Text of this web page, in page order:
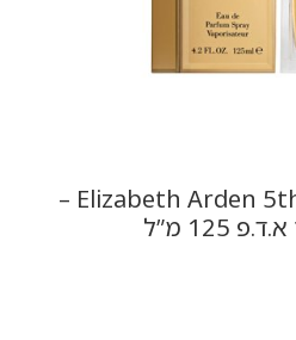
Elizabeth Arden 5th Avenue e.d.p 125 ml –
מ”ל